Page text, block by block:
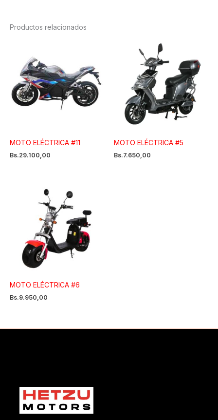
Productos relacionados
MOTO ELÉCTRICA #11
Bs.29.100,00
MOTO ELÉCTRICA #5
Bs.7.650,00
MOTO ELÉCTRICA #6
Bs.9.950,00